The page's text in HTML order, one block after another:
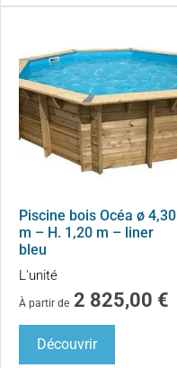
Piscine bois Océa ø 4,30
m – H. 1,20 m – liner
bleu
L'unité
À partir de 2 825,00 €
Découvrir